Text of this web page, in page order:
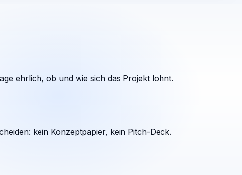
ehrlich, ob und wie sich das Projekt lohnt.
kein Konzeptpapier, kein Pitch-Deck.